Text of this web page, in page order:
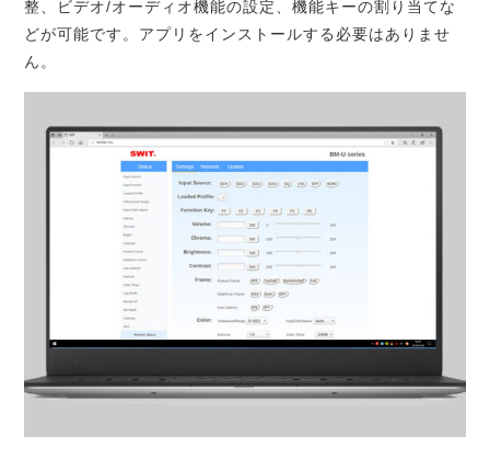
整、ビデオ/オーディオ機能の設定、機能キーの割り当てな
どが可能です。アプリをインストールする必要はありませ
ん。